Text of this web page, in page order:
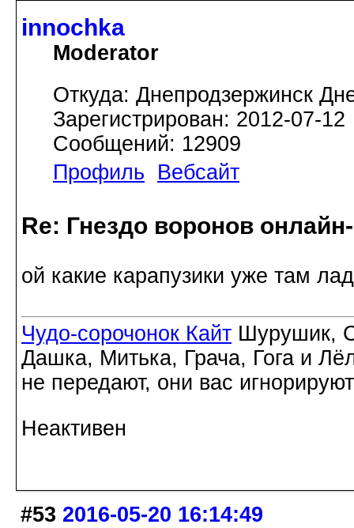
innochka
Moderator
Откуда: Днепродзержинск
Зарегистрирован: 2012-07-12
Сообщений: 12909
Профиль
Вебсайт
Re: Гнездо воронов
ой какие карапузики уже там
Чудо-сорочонок Кайт Шурушик,
Дашка, Митька, Грача, Гога и
не передают, они вас игнорируют
Неактивен
#53 2016-05-20 16:14:49